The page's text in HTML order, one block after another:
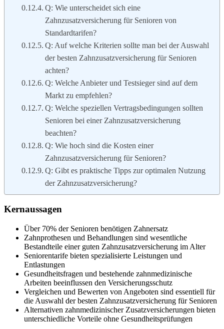
Q: Wie unterscheidet sich eine
Zahnzusatzversicherung für Senioren von
Standardtarifen?
Q: Auf welche Kriterien sollte man bei der Auswahl
der besten Zahnzusatzversicherung für Senioren
achten?
Q: Welche Anbieter und Testsieger sind auf dem
Markt zu empfehlen?
Q: Welche speziellen Vertragsbedingungen sollten
Senioren bei einer Zahnzusatzversicherung
beachten?
Q: Wie hoch sind die Kosten einer
Zahnzusatzversicherung für Senioren?
Q: Gibt es praktische Tipps zur optimalen Nutzung
der Zahnzusatzversicherung?
Kernaussagen
Über 70% der Senioren benötigen Zahnersatz
Zahnprothesen und Behandlungen sind wesentliche
Bestandteile einer guten Zahnzusatzversicherung im Alter
Seniorentarife bieten spezialisierte Leistungen und
Entlastungen
Gesundheitsfragen und bestehende zahnmedizinische
Arbeiten beeinflussen den Versicherungsschutz
Vergleichen und Bewerten von Angeboten sind essentiell für
die Auswahl der besten Zahnzusatzversicherung für Senioren
Alternativen zahnmedizinischer Zusatzversicherungen bieten
unterschiedliche Vorteile ohne Gesundheitsprüfungen